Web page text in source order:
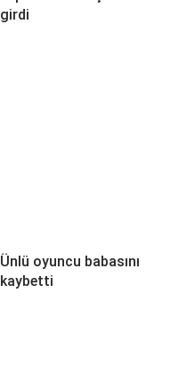
girdi
Ünlü oyuncu babasını
kaybetti